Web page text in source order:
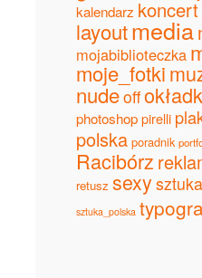
kalendarz koncert
layoutmedia
mojabiblioteczka
moje_fotki
nudeoff
photoshop pirelli
polska poradnik
Racibórz
retusz sexy sztuka
sztuka_polska